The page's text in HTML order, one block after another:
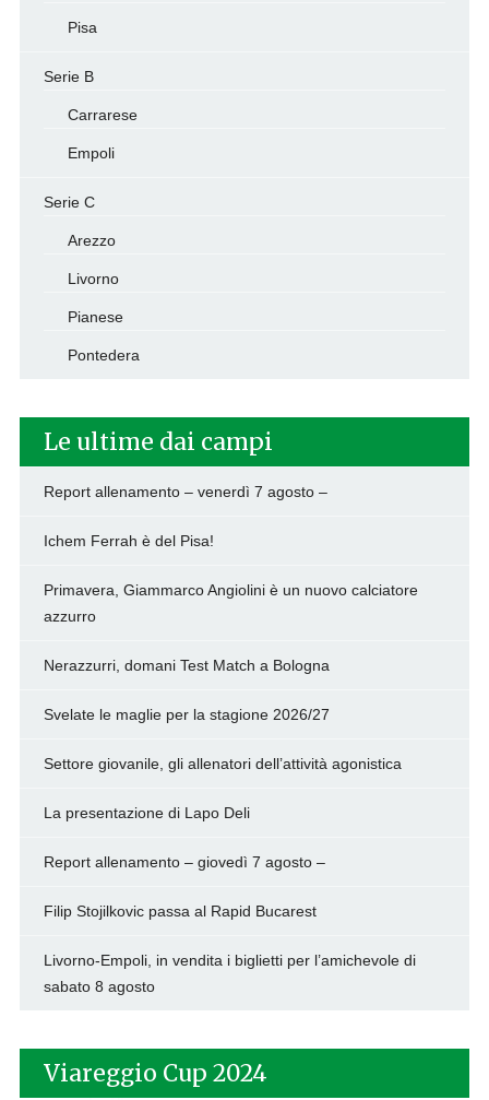
Pisa
Serie B
Carrarese
Empoli
Serie C
Arezzo
Livorno
Pianese
Pontedera
Le ultime dai campi
Report allenamento – venerdì 7 agosto –
Ichem Ferrah è del Pisa!
Primavera, Giammarco Angiolini è un nuovo calciatore
azzurro
Nerazzurri, domani Test Match a Bologna
Svelate le maglie per la stagione 2026/27
Settore giovanile, gli allenatori dell’attività agonistica
La presentazione di Lapo Deli
Report allenamento – giovedì 7 agosto –
Filip Stojilkovic passa al Rapid Bucarest
Livorno-Empoli, in vendita i biglietti per l’amichevole di
sabato 8 agosto
Viareggio Cup 2024